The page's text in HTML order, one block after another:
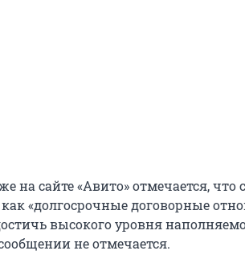
на сайте «Авито» отмечается, что
«долгосрочные договорные
высокого уровня
не отмечается.